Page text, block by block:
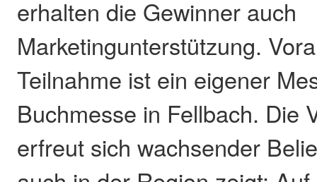
erhalten die Gewinner auch
Marketingunterstützung.
Teilnahme ist ein eigener
Buchmesse in Fellbach. Die
erfreut sich wachsender